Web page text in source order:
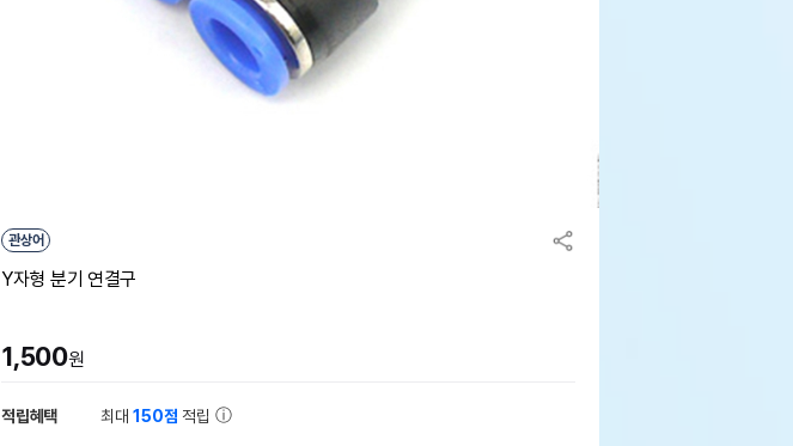
관상어
Y자형 분기 연결구
1,500원
적립혜택 최대150점 적립